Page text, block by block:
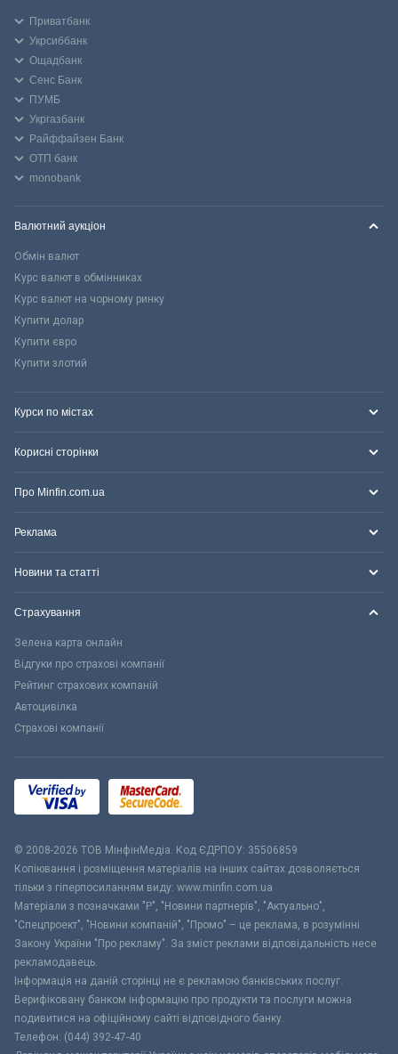
Приватбанк
Укрсиббанк
Ощадбанк
Сенс Банк
ПУМБ
Укргазбанк
Райффайзен Банк
ОТП банк
monobank
Валютний аукціон
Обмін валют
Курс валют в обмінниках
Курс валют на чорному ринку
Купити долар
Купити євро
Купити злотий
Курси по містах
Корисні сторінки
Про Minfin.com.ua
Реклама
Новини та статті
Страхування
Зелена карта онлайн
Відгуки про страхові компанії
Рейтинг страхових компаній
Автоцивілка
Страхові компанії
© 2008-2026 ТОВ МiнфiнМедiа. Код ЄДРПОУ: 35506859
Копіювання і розміщення матеріалів на інших сайтах дозволяється
тільки з гіперпосиланням виду: www.minfin.com.ua
Матеріали з позначками "Р", "Новини партнерів", "Актуально",
"Спецпроект", "Новини компаній", "Промо" – це реклама, в розумінні
Закону України "Про рекламу". За зміст реклами відповідальність несе
рекламодавець.
Інформація на даній сторінці не є рекламою банківських послуг.
Верифіковану банком інформацію про продукти та послуги можна
подивитися на офіційному сайті відповідного банку.
Телефон: (044) 392-47-40